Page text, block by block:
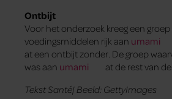
Ontbijt
Voor het onderzoek kreeg een
voedingsmiddelen rijk aan umami
at een ontbijt zonder. De groep
was aan umami
at de rest van
Tekst Santé| Beeld: GettyImages